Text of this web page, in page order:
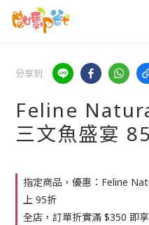
分享到
Feline
三文魚盛宴
指定商品，優惠：Feline
上 95折
全店，訂單折實滿 $350 即